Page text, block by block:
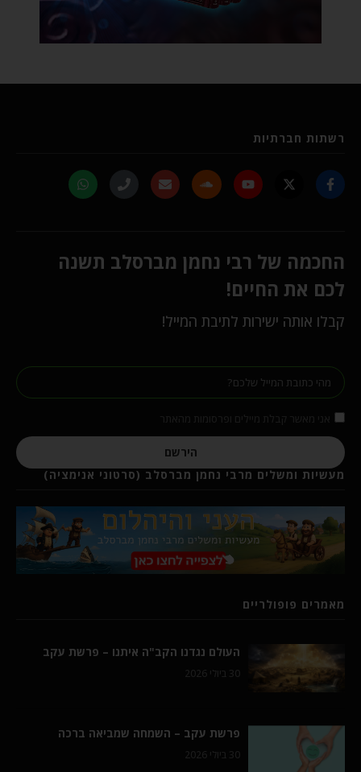
רשתות חברתיות
החכמה של רבי נחמן מברסלב תשנה
לכם את החיים!
קבלו אותה ישירות לתיבת המייל!
הירשם
מעשיות ומשלים מרבי נחמן מברסלב (סרטוני אנימציה)
מאמרים פופולריים
העולם נגדנו הקב"ה איתנו – פרשת עקב
30 ביולי 2026
פרשת עקב – השמחה שמביאה ברכה
30 ביולי 2026